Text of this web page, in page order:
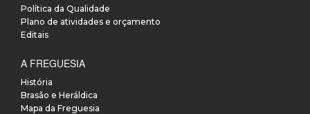
Política da Qualidade
Plano de atividades e orçamento
Editais
A FREGUESIA
História
Brasão e Heráldica
Mapa da Freguesia